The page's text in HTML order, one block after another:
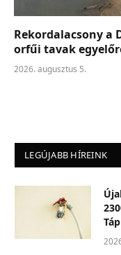
Rekordalacsony a
orfűi tavak
2026. augusztus 5.
LEGÚJABB HÍREINK